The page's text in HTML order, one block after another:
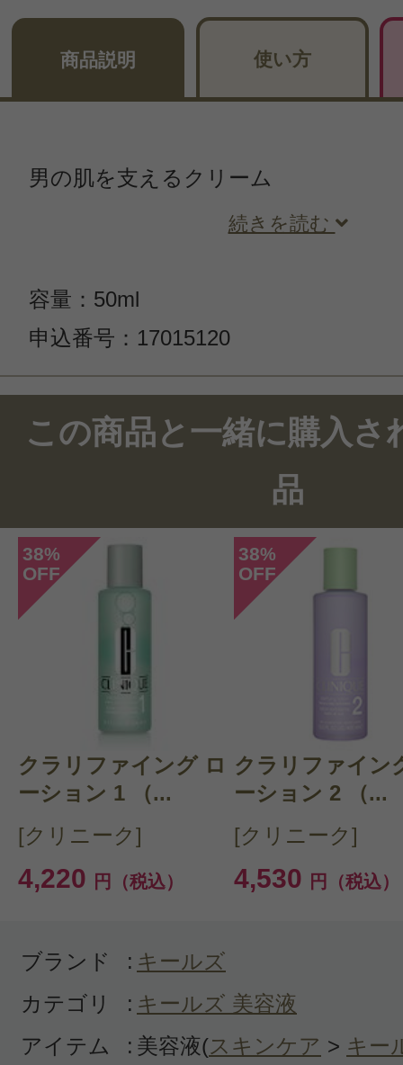
商品説明 使い方
男の肌を支えるクリーム
続きを読む
容量：50ml
申込番号：17015120
このコスメのレビューを書いて
CT 会員様は、マイページの「購
らクチコミ投稿すると1 商品に
ントプレゼント！
この商品と一緒に購入さ
品
38%
OFF
クラリファイング ロ
ーション 1 （...
[クリニーク]
4,220 円（税込）
38%
OFF
クラリファイン
ーション 2 （...
[クリニーク]
4,530 円（税込）
ブランド : キールズ
カテゴリ
: キールズ 美容液
アイテム
: 美容液(スキンケア > キー